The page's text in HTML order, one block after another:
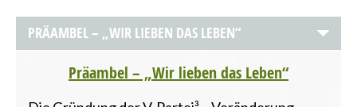
Präambel – „Wir lieben das Leben“